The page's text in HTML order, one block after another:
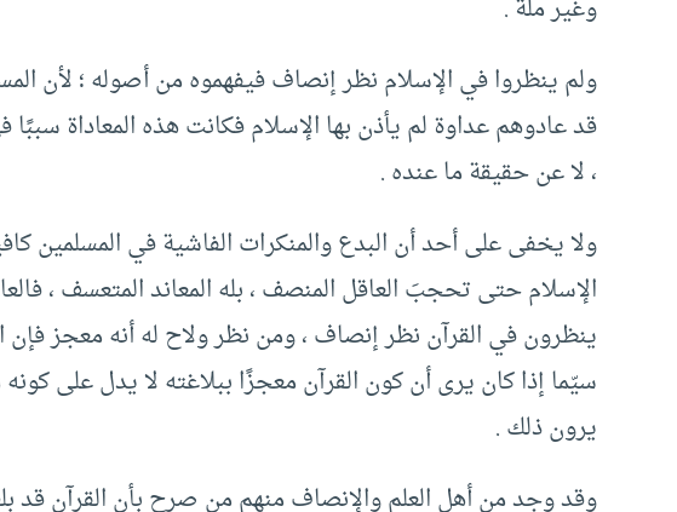
وغير ملة .
ولم ينظروا في الإسلام نظر إنصاف فيفهموه من أصوله ؛ لأن
قد عادوهم عداوة لم يأذن بها الإسلام فكانت هذه المعاداة
، لا عن حقيقة ما عنده .
ولا يخفى على أحد أن البدع والمنكرات الفاشية في المسلمين
الإسلام حتى تحجبَ العاقل المنصف ، بله المعاند المتعسف ،
ينظرون في القرآن نظر إنصاف ، ومن نظر ولاح له أنه معجز فإن
سيّما إذا كان يرى أن كون القرآن معجزًا ببلاغته لا يدل على كونه
يرون ذلك .
وقد وجد من أهل العلم والإنصاف منهم من صرح بأن القرآن قد